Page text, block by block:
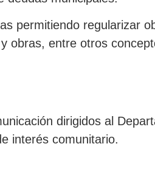
permitiendo regularizar
obras, entre otros
dirigidos al
interés comunitario.